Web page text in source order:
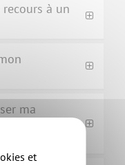
à un
ma
et